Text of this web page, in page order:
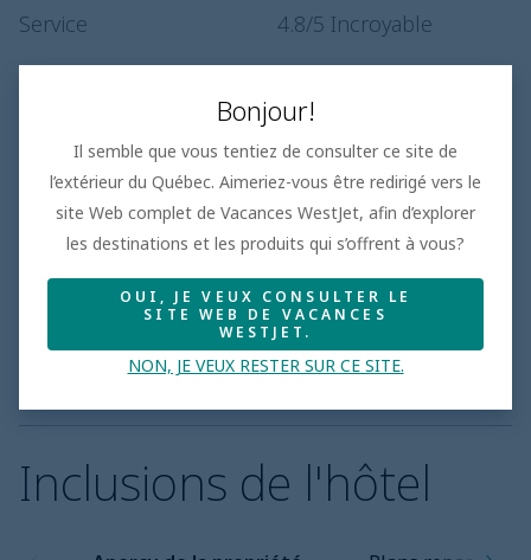
Service
4.8/5 Incroyable
Familles de cinq ou plus
• Sélection de propriétés dotées de chambres
familiales et de suites à plusieurs chambres
• Installations spécialement conçues pour les plus
chambres communicantes
• Hôtels comprenant des commodités familiales et une
variété de restaurants convenant à tous les palais
Inclusions de l'hôtel
Bonjour!
Il semble que vous tentiez de consulter ce site de
l’extérieur du Québec. Aimeriez-vous être redirigé vers le
site Web complet de Vacances WestJet, afin d’explorer
les destinations et les produits qui s’offrent à vous?
OUI, JE VEUX CONSULTER LE
SITE WEB DE VACANCES
WESTJET.
NON, JE VEUX RESTER SUR CE SITE.